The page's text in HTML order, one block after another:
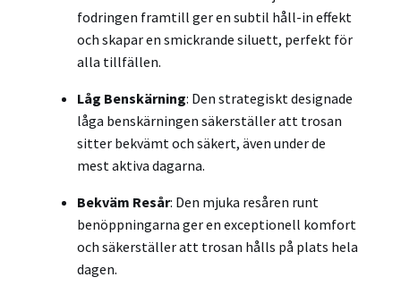
fodringen framtill ger en subtil håll-in effekt
och skapar en smickrande siluett, perfekt för
alla tillfällen.
Låg Benskärning: Den strategiskt designade
låga benskärningen säkerställer att trosan
sitter bekvämt och säkert, även under de
mest aktiva dagarna.
Bekväm Resår: Den mjuka resåren runt
benöppningarna ger en exceptionell komfort
och säkerställer att trosan hålls på plats hela
dagen.